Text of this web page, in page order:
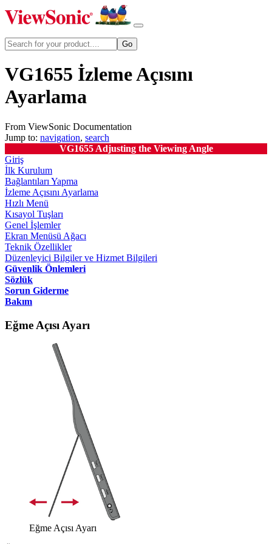
VG1655 İzleme Açısını
Ayarlama
From ViewSonic Documentation
Jump to: navigation, search
VG1655 Adjusting the Viewing Angle
Giriş
İlk Kurulum
Bağlantıları Yapma
İzleme Açısını Ayarlama
Hızlı Menü
Kısayol Tuşları
Genel İşlemler
Ekran Menüsü Ağacı
Teknik Özellikler
Düzenleyici Bilgiler ve Hizmet Bilgileri
Güvenlik Önlemleri
Sözlük
Sorun Giderme
Bakım
Eğme Açısı Ayarı
Eğme Açısı Ayarı